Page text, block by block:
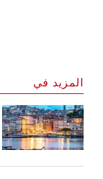
المزيد في